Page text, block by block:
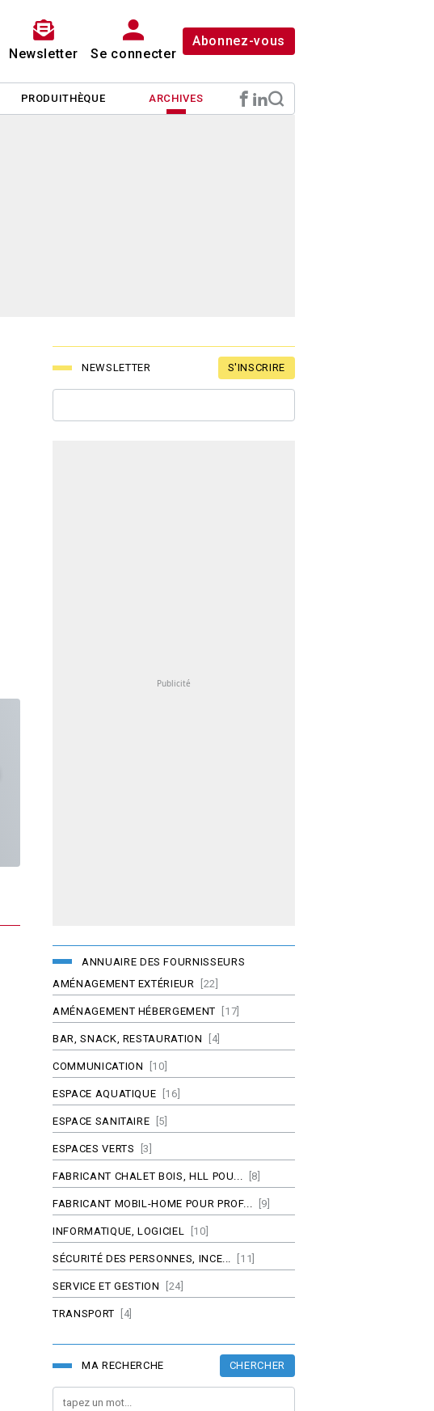
Newsletter Se connecter
Abonnez-vous
PRODUITHÈQUE ARCHIVES
NEWSLETTER S'INSCRIRE
ANNUAIRE DES FOURNISSEURS
AMÉNAGEMENT EXTÉRIEUR
[22]
AMÉNAGEMENT HÉBERGEMENT [17]
BAR, SNACK, RESTAURATION [4]
COMMUNICATION [10]
ESPACE AQUATIQUE [16]
ESPACE SANITAIRE [5]
ESPACES VERTS [3]
FABRICANT CHALET BOIS, HLL POU... [8]
FABRICANT MOBIL-HOME POUR PROF... [9]
INFORMATIQUE, LOGICIEL [10]
SÉCURITÉ DES PERSONNES, INCE... [11]
SERVICE ET GESTION [24]
TRANSPORT [4]
MA RECHERCHE CHERCHER